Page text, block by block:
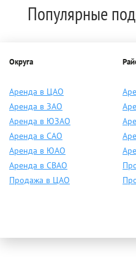
Популярные
Округа
Аренда в ЦАО
Аренда в ЗАО
Аренда в ЮЗАО
Аренда в САО
Аренда в ЮАО
Аренда в СВАО
Продажа в ЦАО